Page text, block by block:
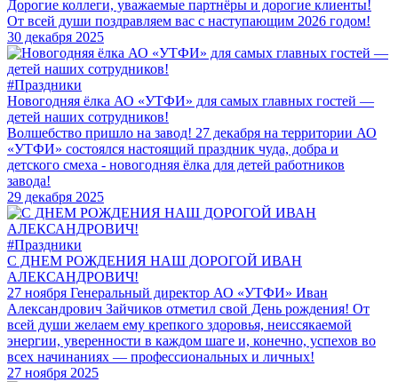
Дорогие коллеги, уважаемые партнёры и дорогие клиенты!
От всей души поздравляем вас с наступающим 2026 годом!
30 декабря 2025
#Праздники
Новогодняя ёлка АО «УТФИ» для самых главных гостей —
детей наших сотрудников!
Волшебство пришло на завод! 27 декабря на территории АО
«УТФИ» состоялся настоящий праздник чуда, добра и
детского смеха - новогодняя ёлка для детей работников
завода!
29 декабря 2025
#Праздники
С ДНЕМ РОЖДЕНИЯ НАШ ДОРОГОЙ ИВАН
АЛЕКСАНДРОВИЧ!
27 ноября Генеральный директор АО «УТФИ» Иван
Александрович Зайчиков отметил свой День рождения! От
всей души желаем ему крепкого здоровья, неиссякаемой
энергии, уверенности в каждом шаге и, конечно, успехов во
всех начинаниях — профессиональных и личных!
27 ноября 2025